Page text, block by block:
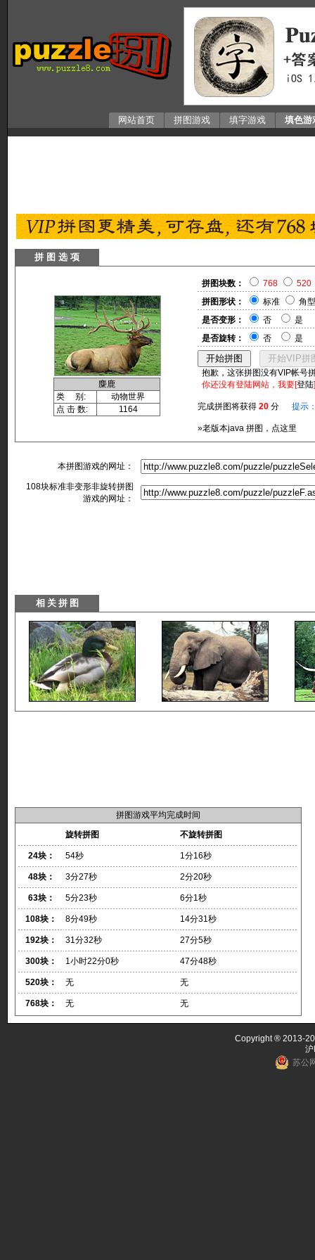
网站首页 拼图游戏 填字游戏 填色游
拼 图 选 项
麋鹿
类 别:
动物世界
点 击 数:
1164
拼图块数： 768
520
拼图形状：
标准
角型
是否变形：
否
是
是否旋转：
否 是
抱歉，这张拼图没有VIP帐号
你还没有登陆网站，我要[登陆
完成拼图将获得 20 分 提示
»老版本java 拼图，点这里
本拼图游戏的网址：
108块标准非变形非旋转拼图
游戏的网址：
拼图游戏平均完成时间
旋转拼图
不旋转拼图
24块： 54秒 1分16秒
48块： 3分27秒 2分20秒
63块： 5分23秒 6分1秒
108块： 8分49秒 14分31秒
192块： 31分32秒 27分5秒
300块： 1小时22分0秒 47分48秒
520块： 无 无
768块： 无 无
Copyright ® 2013-
苏公